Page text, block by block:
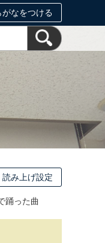
がなをつける
読み上げ設定
踊った曲